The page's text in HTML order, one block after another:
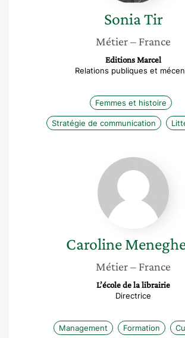
SoniaTir
Métier– France
Editions Marcel
Relations publiques et
Femmes et histoire
Stratégie de communication
Caroline
Meneghetti
Caroline
Métier– France
L’école de la librairie
Directrice
Management Formation